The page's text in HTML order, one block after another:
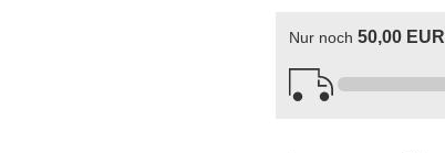
Nur noch 50,00 EUR